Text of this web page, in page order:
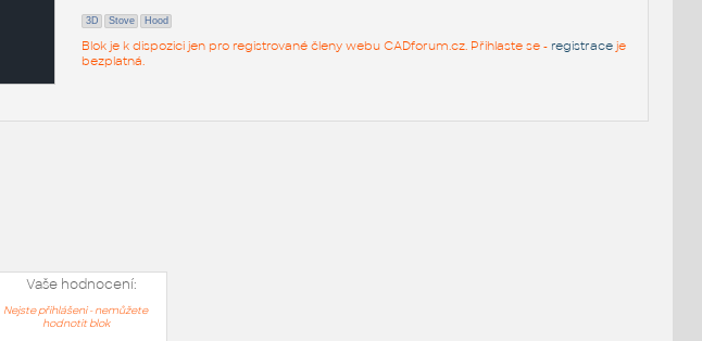
3D Stove Hood
Blok je k dispozici jen pro registrované členy webu CADforum.cz. Přihlaste se - registraceje
bezplatná.
Vaše hodnocení:
Nejste přihlášeni - nemůžete
hodnotit blok